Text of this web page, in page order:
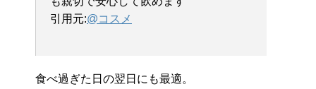
引用元:@コスメ
食べ過ぎた日の翌日にも最適。